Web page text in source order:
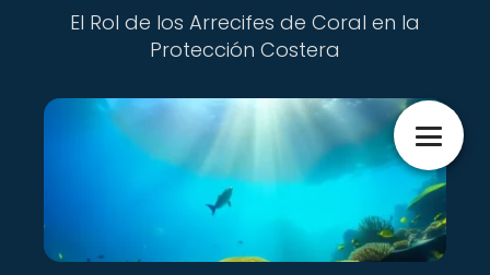
El Rol de los Arrecifes de Coral en la
Protección Costera